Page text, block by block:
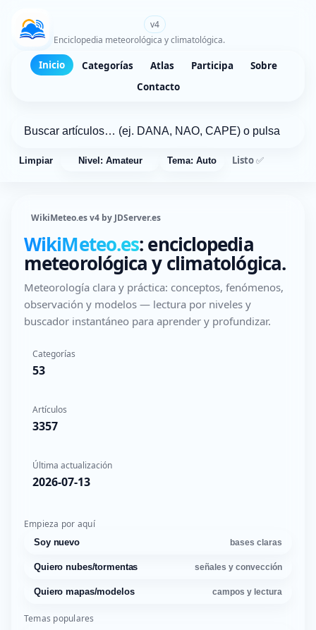
v4
Enciclopedia meteorológica y climatológica.
Inicio Categorías Atlas Participa
Sobre
Contacto
Limpiar Nivel: Amateur Tema: Auto Listo ✅
WikiMeteo.es v4 by JDServer.es
WikiMeteo.es: enciclopedia
meteorológica y climatológica.
Meteorología clara y práctica: conceptos, fenómenos,
observación y modelos — lectura por niveles y
buscador instantáneo para aprender y profundizar.
Categorías
53
Artículos
3357
Última actualización
2026-07-13
Empieza por aquí
Soy nuevo bases claras
Quiero nubes/tormentas señales y convección
Quiero mapas/modelos campos y lectura
Temas populares